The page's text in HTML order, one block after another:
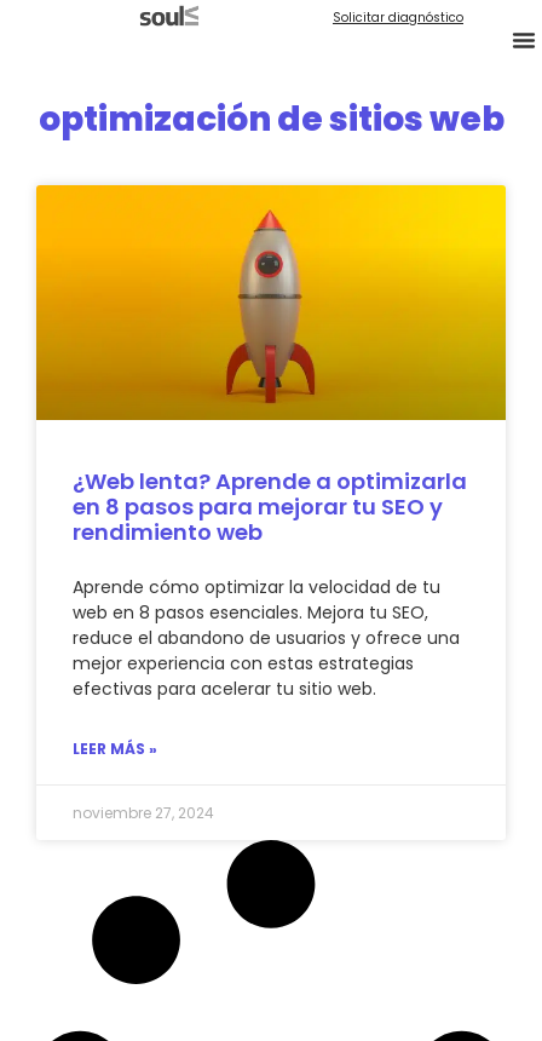
Solicitar diagnóstico
optimización de sitios web
¿Web lenta? Aprende a optimizarla
en 8 pasos para mejorar tu SEO y
rendimiento web
Aprende cómo optimizar la velocidad de tu
web en 8 pasos esenciales. Mejora tu SEO,
reduce el abandono de usuarios y ofrece una
mejor experiencia con estas estrategias
efectivas para acelerar tu sitio web.
LEER MÁS »
noviembre 27, 2024